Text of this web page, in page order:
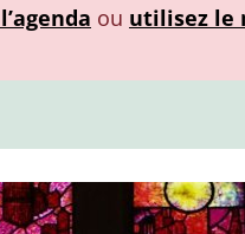
ou utilisez le